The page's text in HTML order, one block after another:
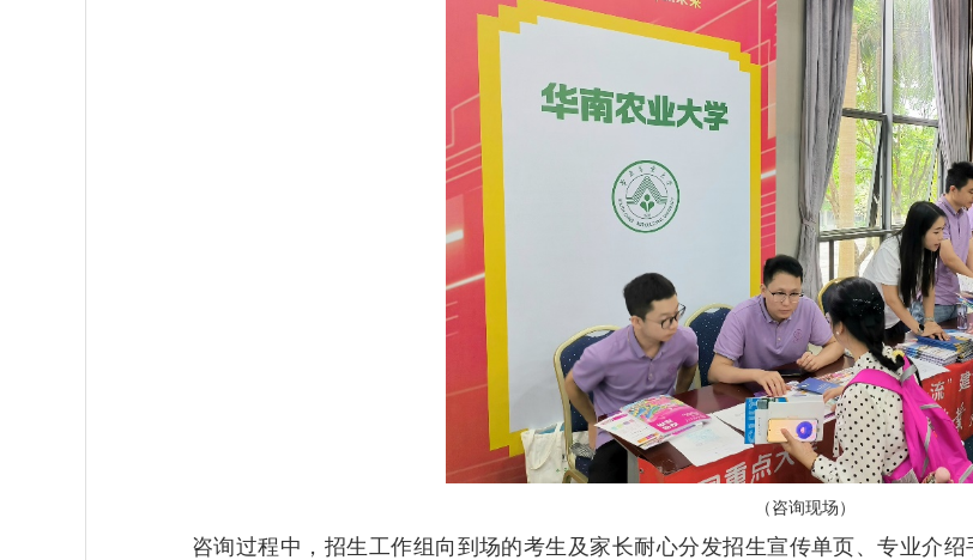
（咨询现场）
咨询过程中，招生工作组向到场的考生及家长耐心分发招生宣传单页、专业介